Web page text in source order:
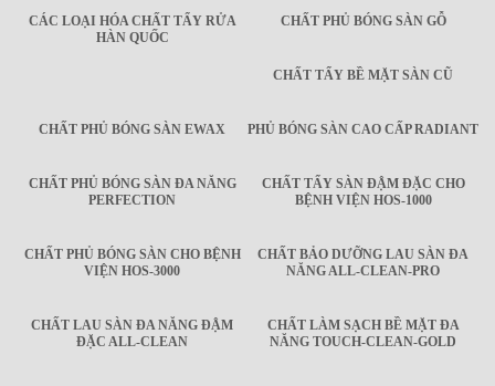
CÁC LOẠI HÓA CHẤT TẨY RỬA
HÀN QUỐC
CHẤT PHỦ BÓNG SÀN GỖ
CHẤT TẨY BỀ MẶT SÀN CŨ
CHẤT PHỦ BÓNG SÀN EWAX PHỦ BÓNG SÀN CAO CẤP RADIANT
CHẤT PHỦ BÓNG SÀN ĐA NĂNG
PERFECTION
CHẤT TẨY SÀN ĐẬM ĐẶC CHO
BỆNH VIỆN HOS-1000
CHẤT PHỦ BÓNG SÀN CHO BỆNH
VIỆN HOS-3000
CHẤT BẢO DƯỠNG LAU SÀN ĐA
NĂNG ALL-CLEAN-PRO
CHẤT LAU SÀN ĐA NĂNG ĐẬM
ĐẶC ALL-CLEAN
CHẤT LÀM SẠCH BỀ MẶT ĐA
NĂNG TOUCH-CLEAN-GOLD